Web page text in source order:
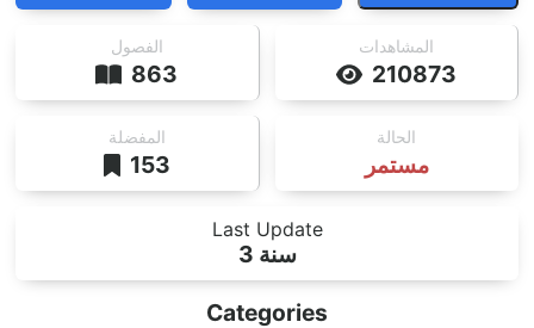
863
الفصول
210873
المشاهدات
153
المفضلة
مستمر
الحالة
Last Update
3 سنة
Categories